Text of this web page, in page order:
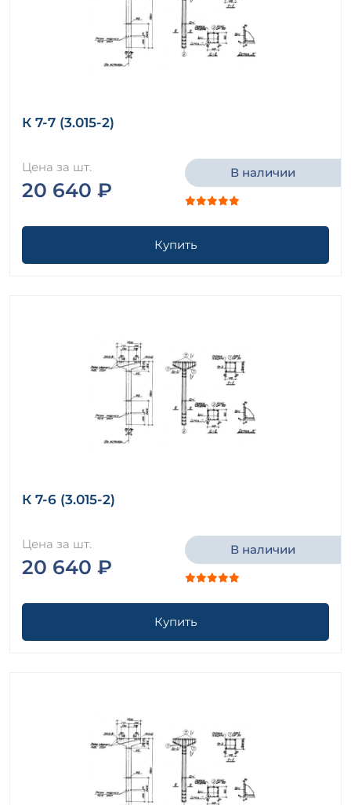
К 7-7 (3.015-2)
Цена за шт.
20 640 ₽
В наличии
Купить
К 7-6 (3.015-2)
Цена за шт.
20 640 ₽
В наличии
Купить